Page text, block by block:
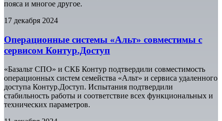
пояса и многое другое.
17 декабря 2024
Операционные системы «Альт» совместимы с
сервисом Контур.Доступ
«Базальт СПО» и СКБ Контур подтвердили совместимость
операционных систем семейства «Альт» и сервиса удаленного
доступа Контур.Доступ. Испытания подтвердили
стабильность работы и соответствие всех функциональных и
технических параметров.